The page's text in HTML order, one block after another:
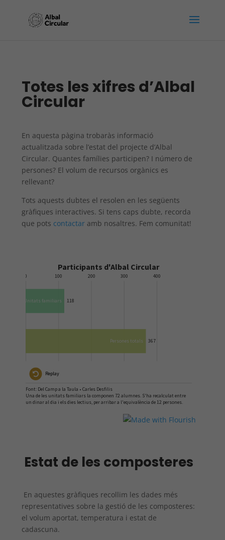
Totes les xifres d’Albal
Circular
En aquesta pàgina trobaràs informació
actualitzada sobre l’estat del projecte d’Albal
Circular. Quantes famílies participen? I número de
persones? El volum de recursos orgànics es
rellevant?
Tots aquests dubtes el resolen en les següents
gràfiques interactives. Si tens caps dubte, recorda
que pots contactar amb nosaltres. Fem comunitat!
Estat de les composteres
En aquestes gràfiques recollim les dades més
representatives sobre la gestió de les composteres:
el volum aportat, temperatura i estat de
cadascuna.